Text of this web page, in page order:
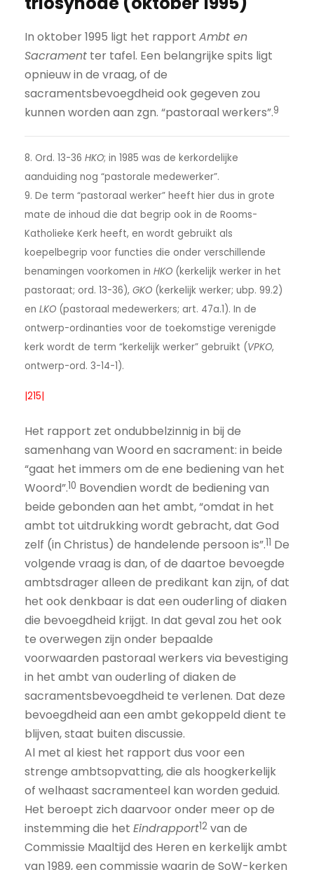
In oktober 1995 ligt het rapport Ambt en
Sacrament ter tafel. Een belangrijke spits ligt
opnieuw in de vraag, of de
sacramentsbevoegdheid ook gegeven zou
kunnen worden aan zgn. “pastoraal werkers”.9
8. Ord. 13-36 HKO; in 1985 was de kerkordelijke
aanduiding nog “pastorale medewerker”.
9. De term “pastoraal werker” heeft hier dus in grote
mate de inhoud die dat begrip ook in de Rooms-
Katholieke Kerk heeft, en wordt gebruikt als
koepelbegrip voor functies die onder verschillende
benamingen voorkomen in HKO (kerkelijk werker in het
pastoraat; ord. 13-36), GKO (kerkelijk werker; ubp. 99.2)
en LKO (pastoraal medewerkers; art. 47a.1). In de
ontwerp-ordinanties voor de toekomstige verenigde
kerk wordt de term “kerkelijk werker” gebruikt (VPKO,
ontwerp-ord. 3-14-1).
|215|
Het rapport zet ondubbelzinnig in bij de
samenhang van Woord en sacrament: in beide
“gaat het immers om de ene bediening van het
Woord”.10 Bovendien wordt de bediening van
beide gebonden aan het ambt, “omdat in het
ambt tot uitdrukking wordt gebracht, dat God
zelf (in Christus) de handelende persoon is”.11 De
volgende vraag is dan, of de daartoe bevoegde
ambtsdrager alleen de predikant kan zijn, of dat
het ook denkbaar is dat een ouderling of diaken
die bevoegdheid krijgt. In dat geval zou het ook
te overwegen zijn onder bepaalde
voorwaarden pastoraal werkers via bevestiging
in het ambt van ouderling of diaken de
sacramentsbevoegdheid te verlenen. Dat deze
bevoegdheid aan een ambt gekoppeld dient te
blijven, staat buiten discussie.
Al met al kiest het rapport dus voor een
strenge ambtsopvatting, die als hoogkerkelijk
of welhaast sacramenteel kan worden geduid.
Het beroept zich daarvoor onder meer op de
instemming die het Eindrapport12 van de
Commissie Maaltijd des Heren en kerkelijk ambt
van 1989, een commissie waarin de SoW-kerken